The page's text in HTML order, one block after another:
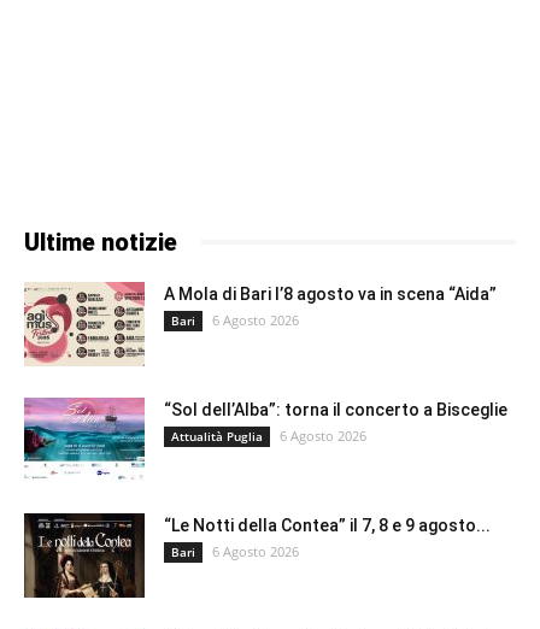
Ultime notizie
A Mola di Bari l’8 agosto va in scena “Aida”
Bari 6 Agosto 2026
“Sol dell’Alba”: torna il concerto a Bisceglie
Attualità Puglia 6 Agosto 2026
“Le Notti della Contea” il 7, 8 e 9 agosto...
Bari 6 Agosto 2026